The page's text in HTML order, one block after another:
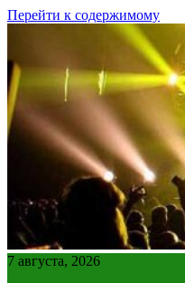
Перейти к содержимому
7 августа, 2026